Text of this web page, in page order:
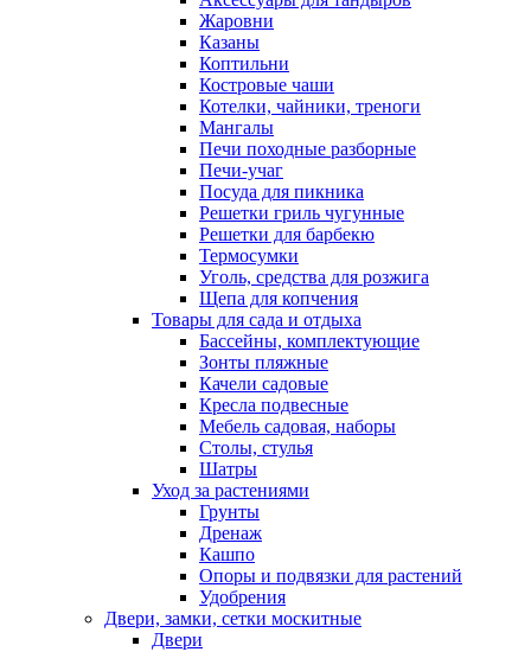
Жаровни
Казаны
Коптильни
Костровые чаши
Котелки, чайники, треноги
Мангалы
Печи походные разборные
Печи-учаг
Посуда для пикника
Решетки гриль чугунные
Решетки для барбекю
Термосумки
Уголь, средства для розжига
Щепа для копчения
Товары для сада и отдыха
Бассейны, комплектующие
Зонты пляжные
Качели садовые
Кресла подвесные
Мебель садовая, наборы
Столы, стулья
Шатры
Уход за растениями
Грунты
Дренаж
Кашпо
Опоры и подвязки для растений
Удобрения
Двери, замки, сетки москитные
Двери